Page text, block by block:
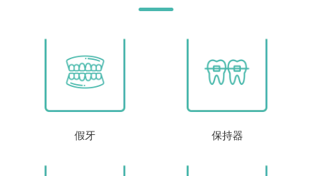
假牙 保持器